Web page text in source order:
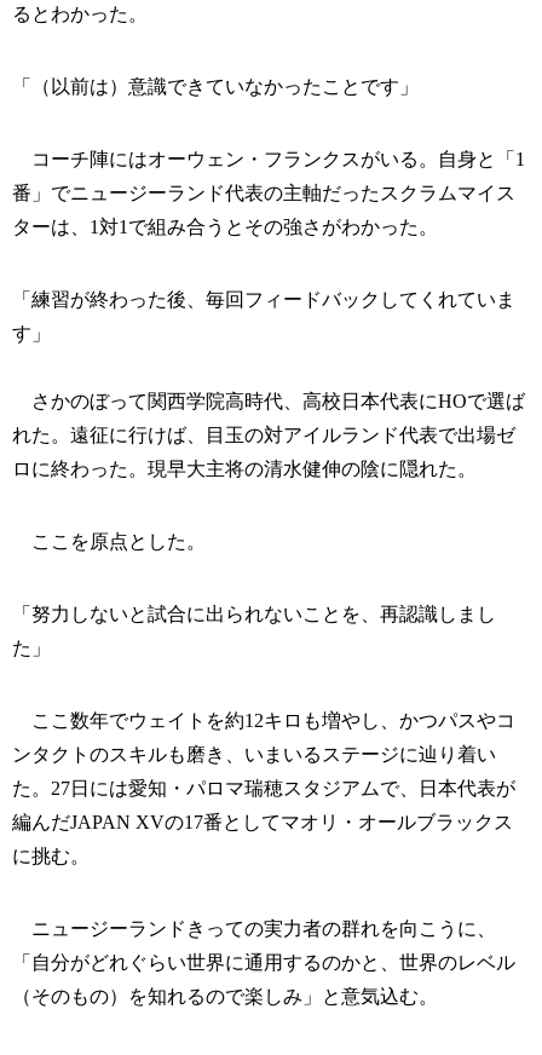
るとわかった。
「（以前は）意識できていなかったことです」
コーチ陣にはオーウェン・フランクスがいる。自身と「1
番」でニュージーランド代表の主軸だったスクラムマイス
ターは、1対1で組み合うとその強さがわかった。
「練習が終わった後、毎回フィードバックしてくれていま
す」
さかのぼって関西学院高時代、高校日本代表にHOで選ば
れた。遠征に行けば、目玉の対アイルランド代表で出場ゼ
ロに終わった。現早大主将の清水健伸の陰に隠れた。
ここを原点とした。
「努力しないと試合に出られないことを、再認識しまし
た」
ここ数年でウェイトを約12キロも増やし、かつパスやコ
ンタクトのスキルも磨き、いまいるステージに辿り着い
た。27日には愛知・パロマ瑞穂スタジアムで、日本代表が
編んだJAPAN XVの17番としてマオリ・オールブラックス
に挑む。
ニュージーランドきっての実力者の群れを向こうに、
「自分がどれぐらい世界に通用するのかと、世界のレベル
（そのもの）を知れるので楽しみ」と意気込む。